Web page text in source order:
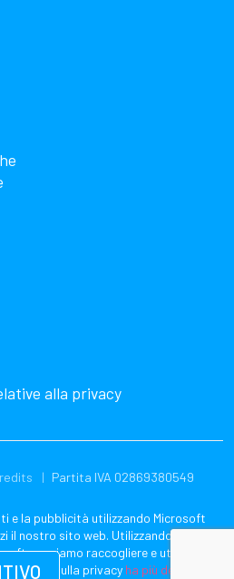
alla privacy
Partita IVA 02869380549
e la pubblicità utilizzando Microsoft
il nostro sito web. Utilizzando il nostro
possiamo raccogliere e utilizzare
sulla privacy ha più dettagli